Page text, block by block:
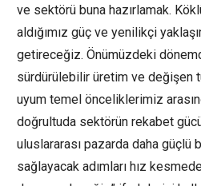
ve sektörü buna hazırlamak.
aldığımız güç ve yenilikçi
getireceğiz. Önümüzdeki
sürdürülebilir üretim ve değişen
uyum temel önceliklerimiz
doğrultuda sektörün rekabet
uluslararası pazarda daha
sağlayacak adımları hız